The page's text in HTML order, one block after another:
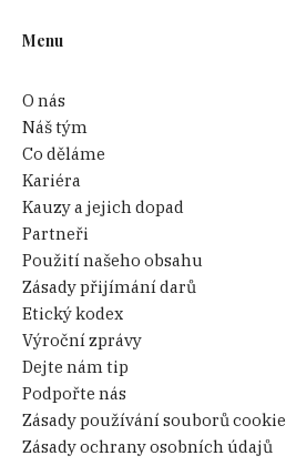
Menu
O nás
Náš tým
Co děláme
Kariéra
Kauzy a jejich dopad
Partneři
Použití našeho obsahu
Zásady přijímání darů
Etický kodex
Výroční zprávy
Dejte nám tip
Podpořte nás
Zásady používání souborů cookie
Zásady ochrany osobních údajů